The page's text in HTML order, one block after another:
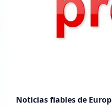
Noticias fiables de